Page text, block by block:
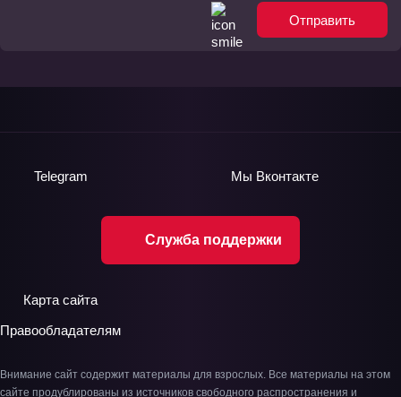
Отправить
Служба поддержки
Telegram Мы Вконтакте
Карта сайта
Правообладателям
Внимание сайт содержит материалы для взрослых. Все материалы на этом
сайте продублированы из источников свободного распространения и